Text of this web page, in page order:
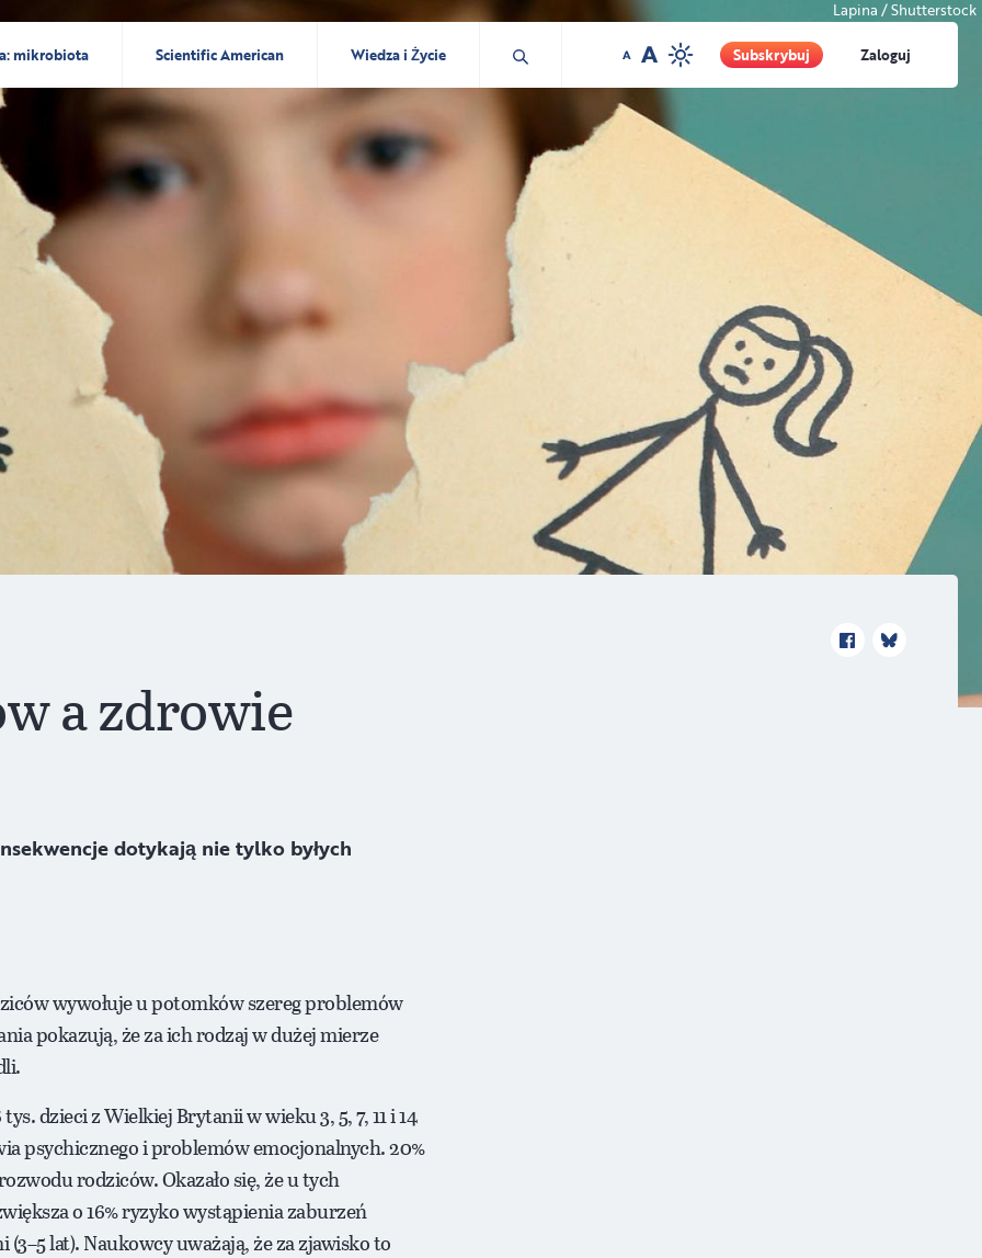
mikrobiota Scientific American Wiedza i Życie Subskrybuj Zaloguj
Lapina / Shutterstock
a zdrowie
dotykają nie tylko byłych
wywołuje u potomków szereg problemów
pokazują, że za ich rodzaj w dużej mierze
dzieci z Wielkiej Brytanii w wieku 3, 5, 7, 11 i 14
psychicznego i problemów emocjonalnych. 20%
rodziców. Okazało się, że u tych
o 16% ryzyko wystąpienia zaburzeń
lat). Naukowcy uważają, że za zjawisko to